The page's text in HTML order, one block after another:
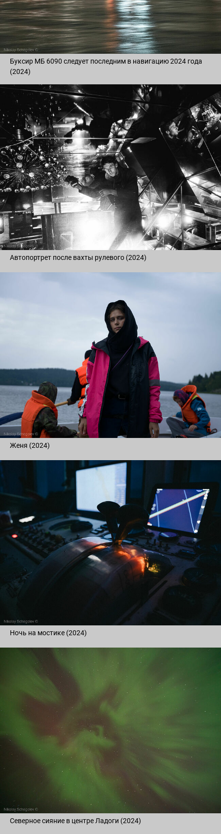
Буксир МБ 6090 следует последним в навигацию 2024 года
(2024)
Автопортрет после вахты рулевого (2024)
Женя (2024)
Ночь на мостике (2024)
Северное сияние в центре Ладоги (2024)